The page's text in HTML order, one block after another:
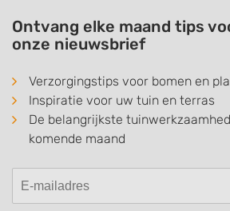
Ontvang elke maand tips
onze nieuwsbrief
Verzorgingstips voor bomen en
Inspiratie voor uw tuin en terras
De belangrijkste
komende maand